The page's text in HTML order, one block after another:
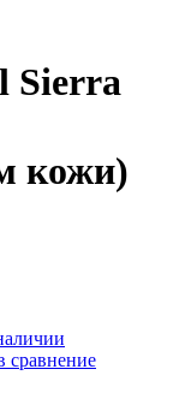
Sierra
кожи)
сравнение